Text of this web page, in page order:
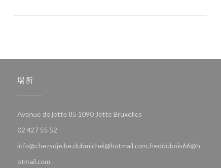
場所
Avenue de jette 85 1090 Jette Bruxelles
02 427 55 52
info@chezsoje.be,dubmichel@hotmail.com,freddubois66@h
otmail.com